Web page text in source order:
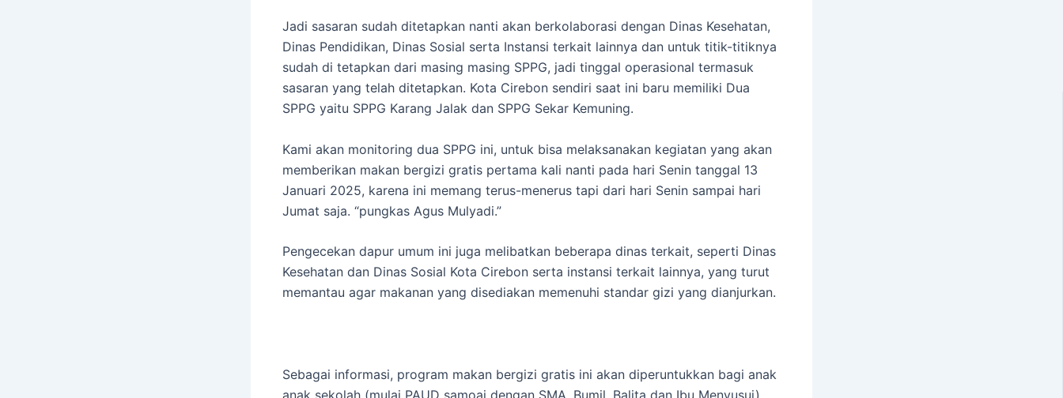
Jadi sasaran sudah ditetapkan nanti akan berkolaborasi dengan Dinas Kesehatan,
Dinas Pendidikan, Dinas Sosial serta Instansi terkait lainnya dan untuk titik-titiknya
sudah di tetapkan dari masing masing SPPG, jadi tinggal operasional termasuk
sasaran yang telah ditetapkan. Kota Cirebon sendiri saat ini baru memiliki Dua
SPPG yaitu SPPG Karang Jalak dan SPPG Sekar Kemuning.
Kami akan monitoring dua SPPG ini, untuk bisa melaksanakan kegiatan yang akan
memberikan makan bergizi gratis pertama kali nanti pada hari Senin tanggal 13
Januari 2025, karena ini memang terus-menerus tapi dari hari Senin sampai hari
Jumat saja. “pungkas Agus Mulyadi.”
Pengecekan dapur umum ini juga melibatkan beberapa dinas terkait, seperti Dinas
Kesehatan dan Dinas Sosial Kota Cirebon serta instansi terkait lainnya, yang turut
memantau agar makanan yang disediakan memenuhi standar gizi yang dianjurkan.
Sebagai informasi, program makan bergizi gratis ini akan diperuntukkan bagi anak
anak sekolah (mulai PAUD samoai dengan SMA, Bumil, Balita dan Ibu Menyusui),